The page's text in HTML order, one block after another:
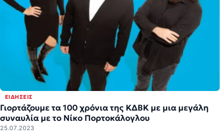
ΕΙΔΉΣΕΙΣ
Γιορτάζουμε τα 100 χρόνια της ΚΔΒΚ με μια μεγάλη
συναυλία με το Νίκο Πορτοκάλογλου
25.07.2023